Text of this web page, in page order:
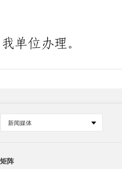
新闻媒体
阵